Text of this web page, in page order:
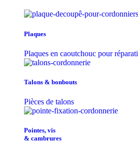
Plaques
Plaques en caoutchouc pour
Talons & bonbouts
Pièces de talons
Pointes, vis
& cambrures